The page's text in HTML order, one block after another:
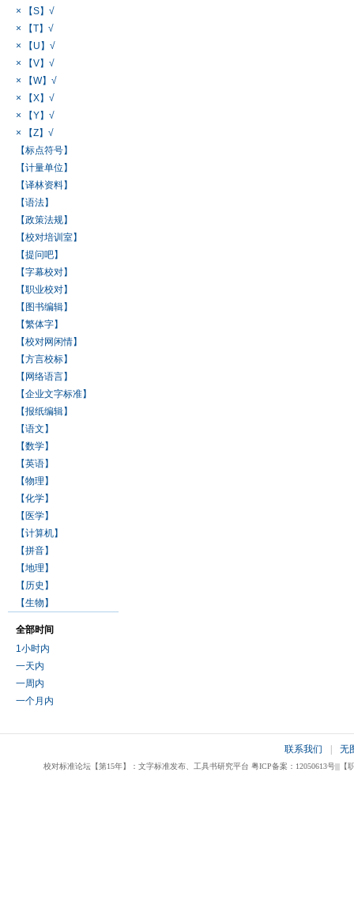
× 【S】√
× 【T】√
× 【U】√
× 【V】√
× 【W】√
× 【X】√
× 【Y】√
× 【Z】√
【标点符号】
【计量单位】
【译林资料】
【语法】
【政策法规】
【校对培训室】
【提问吧】
【字幕校对】
【职业校对】
【图书编辑】
【繁体字】
【校对网闲情】
【方言校标】
【网络语言】
【企业文字标准】
【报纸编辑】
【语文】
【数学】
【英语】
【物理】
【化学】
【医学】
【计算机】
【拼音】
【地理】
【历史】
【生物】
全部时间
1小时内
一天内
一周内
一个月内
联系我们 无
校对标准论坛【第15年】：文字标准发布、工具书研究平台 粤ICP备案：12050613号|||【